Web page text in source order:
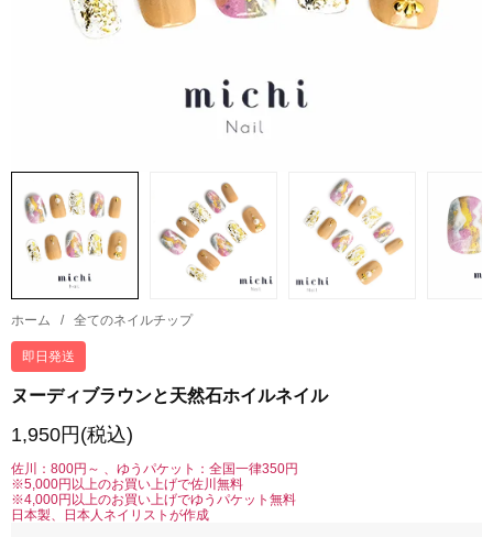
ホーム / 全てのネイルチップ
即日発送
ヌーディブラウンと天然石ホイルネイル
1,950円(税込)
佐川：800円～ 、ゆうパケット：全国一律350円
※5,000円以上のお買い上げで佐川無料
※4,000円以上のお買い上げでゆうパケット無料
日本製、日本人ネイリストが作成